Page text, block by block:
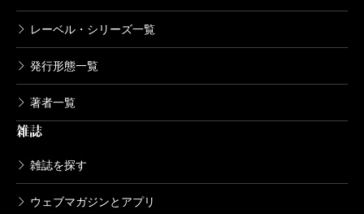
レーベル・シリーズ一覧
発行形態一覧
著者一覧
雑誌
雑誌を探す
ウェブマガジンとアプリ